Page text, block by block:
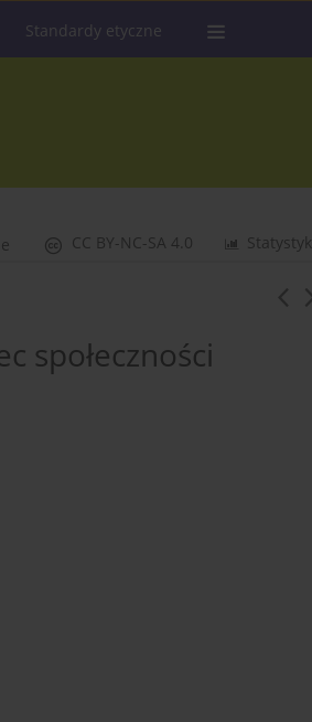
Standardy etyczne
Statystyki
CC BY-NC-SA 4.0
społeczności